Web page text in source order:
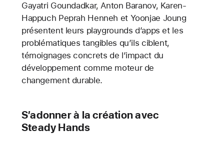
Gayatri Goundadkar, Anton Baranov, Karen-
Happuch Peprah Henneh et Yoonjae Joung
présentent leurs playgrounds d’apps et les
problématiques tangibles qu’ils ciblent,
témoignages concrets de l’impact du
développement comme moteur de
changement durable.
S’adonner à la création avec
Steady Hands